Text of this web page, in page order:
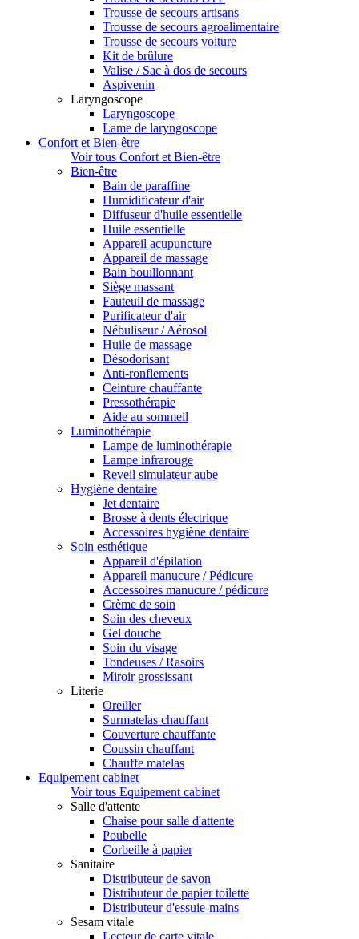
Trousse de secours artisans
Trousse de secours agroalimentaire
Trousse de secours voiture
Kit de brûlure
Valise / Sac à dos de secours
Aspivenin
Laryngoscope
Laryngoscope
Lame de laryngoscope
Confort et Bien-être
Voir tous Confort et Bien-être
Bien-être
Bain de paraffine
Humidificateur d'air
Diffuseur d'huile essentielle
Huile essentielle
Appareil acupuncture
Appareil de massage
Bain bouillonnant
Siège massant
Fauteuil de massage
Purificateur d'air
Nébuliseur / Aérosol
Huile de massage
Désodorisant
Anti-ronflements
Ceinture chauffante
Pressothérapie
Aide au sommeil
Luminothérapie
Lampe de luminothérapie
Lampe infrarouge
Reveil simulateur aube
Hygiène dentaire
Jet dentaire
Brosse à dents électrique
Accessoires hygiène dentaire
Soin esthétique
Appareil d'épilation
Appareil manucure / Pédicure
Accessoires manucure / pédicure
Crème de soin
Soin des cheveux
Gel douche
Soin du visage
Tondeuses / Rasoirs
Miroir grossissant
Literie
Oreiller
Surmatelas chauffant
Couverture chauffante
Coussin chauffant
Chauffe matelas
Equipement cabinet
Voir tous Equipement cabinet
Salle d'attente
Chaise pour salle d'attente
Poubelle
Corbeille à papier
Sanitaire
Distributeur de savon
Distributeur de papier toilette
Distributeur d'essuie-mains
Sesam vitale
Lecteur de carte vitale